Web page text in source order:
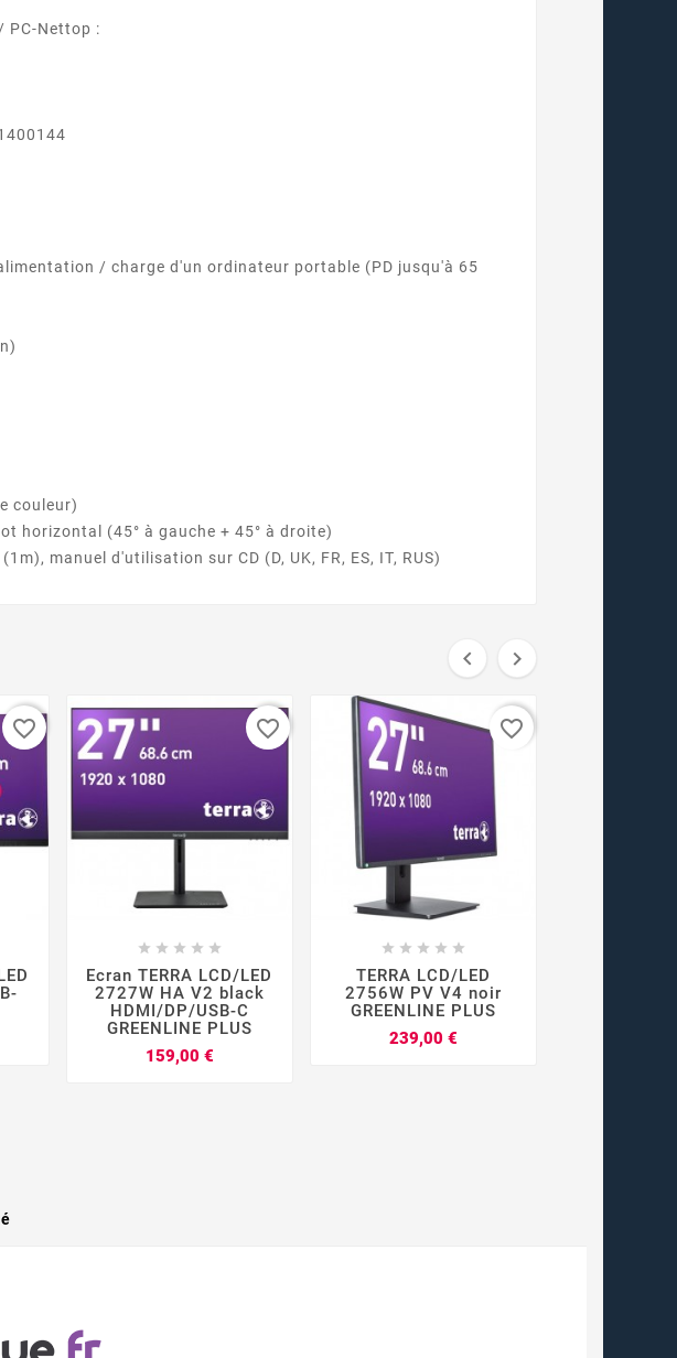
PC-Nettop :
/ charge d'un ordinateur portable (PD jusqu'à 65
couleur)
horizontal (45° à gauche + 45° à droite)
manuel d'utilisation sur CD (D, UK, FR, ES, IT, RUS)
 
favorite_border
    
Ecran TERRA LCD/LED
2727W HA V2 black
HDMI/DP/USB-C
GREENLINE PLUS
159,00 €Prix
favorite_border
    
TERRA LCD/LED
2756W PV V4 noir
GREENLINE PLUS
239,00 €Prix
favorite_border